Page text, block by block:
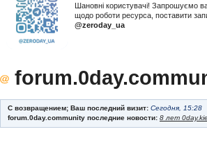
Шановні користувачі! Запрошуємо
щодо роботи ресурса, поставити
@zeroday_ua
С возвращением; Ваш последний визит: Сегодня, 15:28
forum.0day.community последние новости: 8 лет